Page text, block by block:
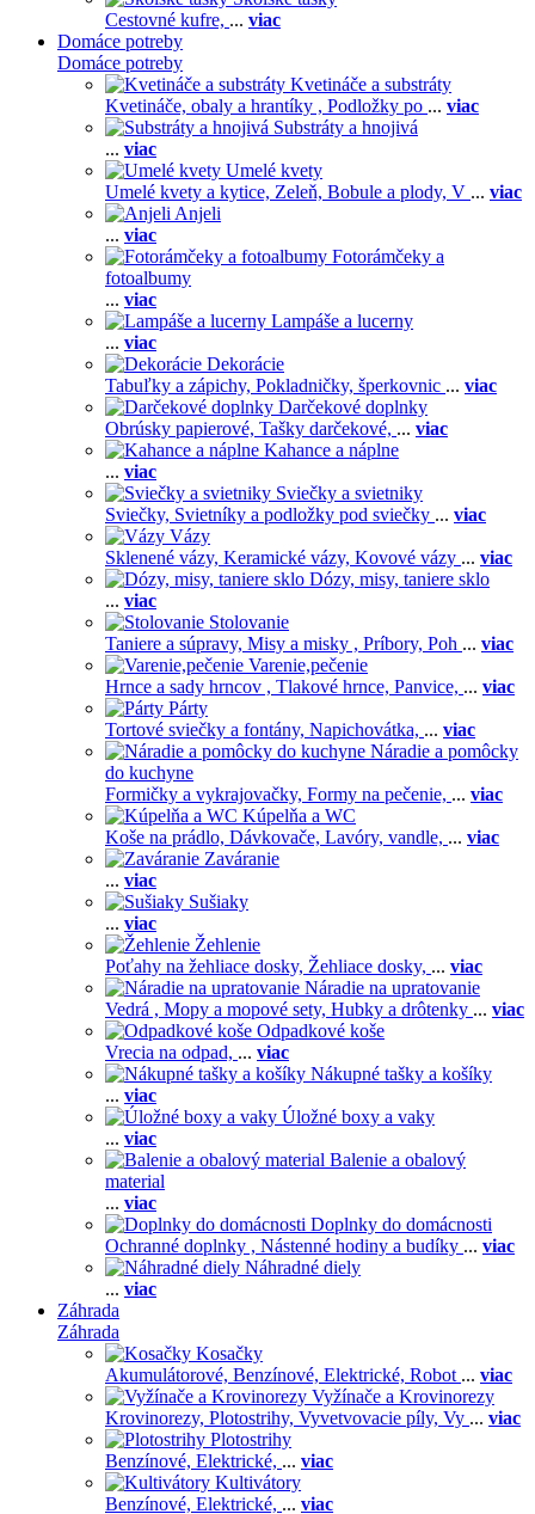
Cestovné kufre, ... viac
Domáce potreby
Domáce potreby
Kvetináče a substráty
Kvetináče, obaly a hrantíky , Podložky po ... viac
Substráty a hnojivá
... viac
Umelé kvety
Umelé kvety a kytice, Zeleň, Bobule a plody, V ... viac
Anjeli
... viac
Fotorámčeky a
fotoalbumy
... viac
Lampáše a lucerny
... viac
Dekorácie
Tabuľky a zápichy, Pokladničky, šperkovnic ... viac
Darčekové doplnky
Obrúsky papierové, Tašky darčekové, ... viac
Kahance a náplne
... viac
Sviečky a svietniky
Sviečky, Svietníky a podložky pod sviečky ... viac
Vázy
Sklenené vázy, Keramické vázy, Kovové vázy ... viac
Dózy, misy, taniere sklo
... viac
Stolovanie
Taniere a súpravy, Misy a misky , Príbory, Poh ... viac
Varenie,pečenie
Hrnce a sady hrncov , Tlakové hrnce, Panvice, ... viac
Párty
Tortové sviečky a fontány, Napichovátka, ... viac
Náradie a pomôcky
do kuchyne
Formičky a vykrajovačky, Formy na pečenie, ... viac
Kúpelňa a WC
Koše na prádlo, Dávkovače, Lavóry, vandle, ... viac
Zaváranie
... viac
Sušiaky
... viac
Žehlenie
Poťahy na žehliace dosky, Žehliace dosky, ... viac
Náradie na upratovanie
Vedrá , Mopy a mopové sety, Hubky a drôtenky ... viac
Odpadkové koše
Vrecia na odpad, ... viac
Nákupné tašky a košíky
... viac
Úložné boxy a vaky
... viac
Balenie a obalový
material
... viac
Doplnky do domácnosti
Ochranné doplnky , Nástenné hodiny a budíky ... viac
Náhradné diely
... viac
Záhrada
Záhrada
Kosačky
Akumulátorové, Benzínové, Elektrické, Robot ... viac
Vyžínače a Krovinorezy
Krovinorezy, Plotostrihy, Vyvetvovacie píly, Vy ... viac
Plotostrihy
Benzínové, Elektrické, ... viac
Kultivátory
Benzínové, Elektrické, ... viac